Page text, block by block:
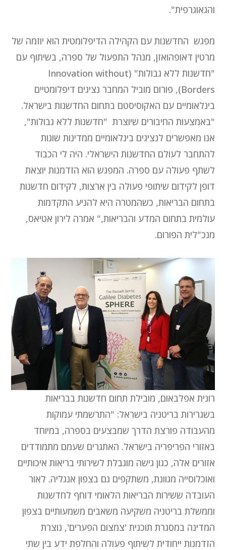
והגאוגרפית".
מפגש החדשנות עם הקהילה הדיפלומטית הוא יוזמה של
מרטין דאופהואזן, מנהל התפעול של ספרה, בשיתוף עם
"חדשנות ללא גבולות" (Innovation without
Borders), פורום מוביל המחבר נציגים דיפלומטיים
בינלאומיים עם האקוסיסטם בתחום החדשנות בישראל.
"באמצעות החיבורים שיוצרת "חדשנות ללא גבולות",
אנו מאפשרים לנציגים בינלאומיים ממדינות שונות
להתחבר לעולם החדשנות הישראלי. היה לי הכבוד
לשתף פעולה עם ספרה. המפגש הוא הזדמנות יוצאת
דופן לקידום שיתופי פעולה בין ארצות, לקידום חדשנות
בתחום הבריאות, כשהמטרה היא להניע התקדמות
עולמית בתחום המדע והבריאות," אמרה לירון אטיאס,
מנכ"לית הפורום.
רונית אפלבאום, מובילת תחום חדשנות בבריאות
בשגרירות בריטניה בישראל: "התרשמתי עמוקות
מהעבודה פורצת הדרך שמבצעים בספרה, במיוחד
באזורי הפריפריה בישראל. האתגרים שעמם מתמודדים
אזורים אלה, כגון גישה מוגבלת לשירותי בריאות איכותיים
ואוכלוסייה מגוונת, משתקפים גם בצפון אנגליה. לאור
העובדה ששירות הבריאות הלאומי דוחף לחדשנות
וממשלת בריטניה משקיעה משאבים משמעותיים בצפון
המדינה במסגרת תוכנית 'צמצום הפערים', נוצרת
הזדמנות ייחודית לשיתוף פעולה והחלפת ידע בין שתי